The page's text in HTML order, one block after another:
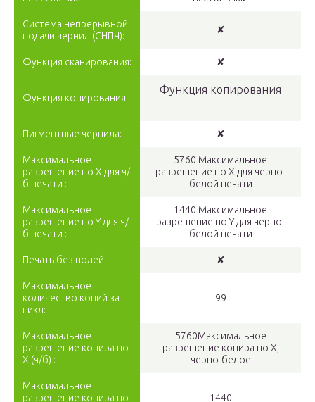
Система непрерывной
подачи чернил (СНПЧ):
✘
Функция сканирования: ✘
Функция копирования :
Функция копирования
Пигментные чернила: ✘
Максимальное
разрешение по X для ч/
б печати :
5760 Максимальное
разрешение по Х для черно-
белой печати
Максимальное
разрешение по Y для ч/
б печати :
1440 Максимальное
разрешение по Y для черно-
белой печати
Печать без полей: ✘
Максимальное
количество копий за
цикл:
99
Максимальное
разрешение копира по
X (ч/б) :
5760Максимальное
разрешение копира по Х,
черно-белое
Максимальное
разрешение копира по
1440